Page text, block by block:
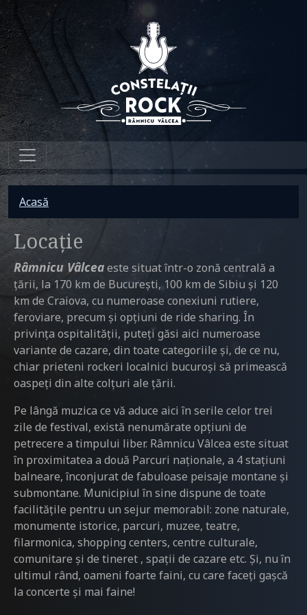
Sari la conținutul principal
Breadcrumb
Acasă
Locație
Râmnicu Vâlceaeste situat ȋntr-o zonă centrală a
țării, la 170 km de București, 100 km de Sibiu și 120
km de Craiova, cu numeroase conexiuni rutiere,
feroviare, precum și opțiuni de ride sharing. În
privința ospitalității, puteți găsi aici numeroase
variante de cazare, din toate categoriile și, de ce nu,
chiar prieteni rockeri localnici bucuroși să primească
oaspeți din alte colțuri ale țării.
Pe lângă muzica ce vă aduce aici ȋn serile celor trei
zile de festival, există nenumărate opțiuni de
petrecere a timpului liber. Râmnicu Vâlcea este situat
ȋn proximitatea a două Parcuri naționale, a 4 stațiuni
balneare, ȋnconjurat de fabuloase peisaje montane și
submontane. Municipiul ȋn sine dispune de toate
facilitățile pentru un sejur memorabil: zone naturale,
monumente istorice, parcuri, muzee, teatre,
filarmonica, shopping centers, centre culturale,
comunitare și de tineret , spații de cazare etc. Şi, nu ȋn
ultimul rând, oameni foarte faini, cu care faceți gașcă
la concerte și mai faine!